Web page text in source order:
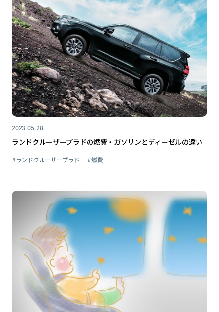
2023.05.28
ランドクルーザープラドの燃費・ガソリンとディーゼルの違い
#ランドクルーザープラド #燃費